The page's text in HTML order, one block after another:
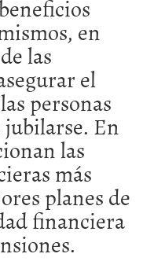
en
las
el
personas
En
las
más
planes de
financiera